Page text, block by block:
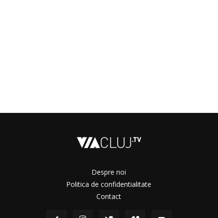
Despre noi
Politica de confidentialitate
Contact